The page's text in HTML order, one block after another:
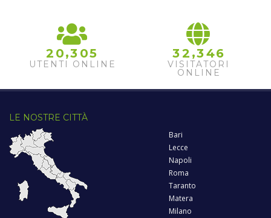
2 0,3 05
UTENTI ONLINE
32 ,346
VISITATORI
ONLINE
LE NOSTRE CITTÀ
Bari
Lecce
Napoli
Roma
Taranto
Matera
Milano